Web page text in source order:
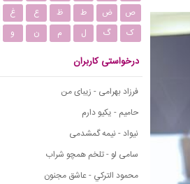
ص
ض ط ظ ع غ
ک
گ ل م ن و
درخواستی کاربران
فرزاد بهرامی - زیبای من
حامیم - یکیو دارم
نیواد - نیمه گمشدمی
سامی لو - تلخم همچو شراب
محمود التركي - عاشق مجنون